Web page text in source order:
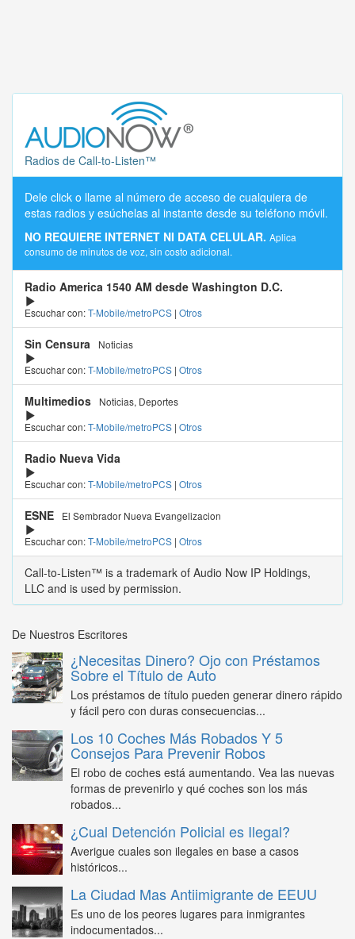
Radios de Call-to-Listen™
Dele click o llame al número de acceso de cualquiera de
estas radios y esúchelas al instante desde su teléfono móvil.
NO REQUIERE INTERNET NI DATA CELULAR. Aplica
consumo de minutos de voz, sin costo adicional.
Radio America 1540 AM desde Washington D.C.
Escuchar con:T-Mobile/metroPCS | Otros
Sin Censura
Noticias
Escuchar con:T-Mobile/metroPCS | Otros
Multimedios
Noticias, Deportes
Escuchar con:T-Mobile/metroPCS | Otros
Radio Nueva Vida
Escuchar con:T-Mobile/metroPCS | Otros
ESNE
El Sembrador Nueva Evangelizacion
Escuchar con:T-Mobile/metroPCS | Otros
Call-to-Listen™ is a trademark of Audio Now IP Holdings,
LLC and is used by permission.
De Nuestros Escritores
¿Necesitas Dinero? Ojo con Préstamos
Sobre el Título de Auto
Los préstamos de título pueden generar dinero rápido
y fácil pero con duras consecuencias...
Los 10 Coches Más Robados Y 5
Consejos Para Prevenir Robos
El robo de coches está aumentando. Vea las nuevas
formas de prevenirlo y qué coches son los más
robados...
¿Cual Detención Policial es Ilegal?
Averigue cuales son ilegales en base a casos
históricos...
La Ciudad Mas Antiimigrante de EEUU
Es uno de los peores lugares para inmigrantes
indocumentados...